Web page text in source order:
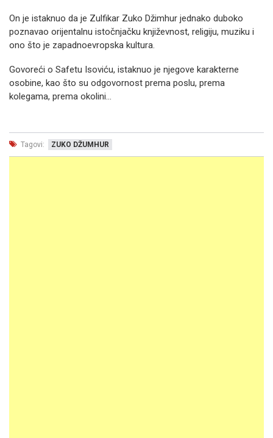
On je istaknuo da je Zulfikar Zuko Džimhur jednako duboko
poznavao orijentalnu istočnjačku književnost, religiju, muziku i
ono što je zapadnoevropska kultura.
Govoreći o Safetu Isoviću, istaknuo je njegove karakterne
osobine, kao što su odgovornost prema poslu, prema
kolegama, prema okolini...
Tagovi: ZUKO DŽUMHUR